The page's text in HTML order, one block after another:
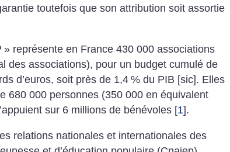
toutefois que son attribution soit assortie
» représente en France 430 000 associations
des associations), pour un budget cumulé de
d’euros, soit près de 1,4 % du PIB [sic]. Elles
680 000 personnes (350 000 en équivalent
sur 6 millions de bénévoles [1].
relations nationales et internationales des